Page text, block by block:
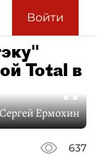
Войти
Total в
Сергей Ермохин
637